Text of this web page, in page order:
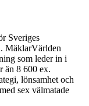
Sveriges
MäklarVärlden
som leder in i
än 8 600 ex.
lönsamhet och
sex välmatade